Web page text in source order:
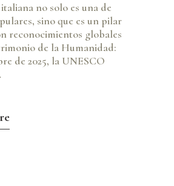
no solo es una de
sino que es un pilar
reconocimientos globales
de la Humanidad:
de 2025, la UNESCO